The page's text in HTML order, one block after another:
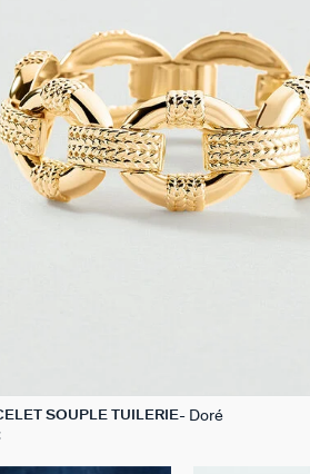
SOUPLE TUILERIE Doré